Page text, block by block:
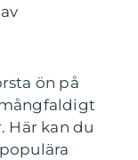
ön på
Här kan du